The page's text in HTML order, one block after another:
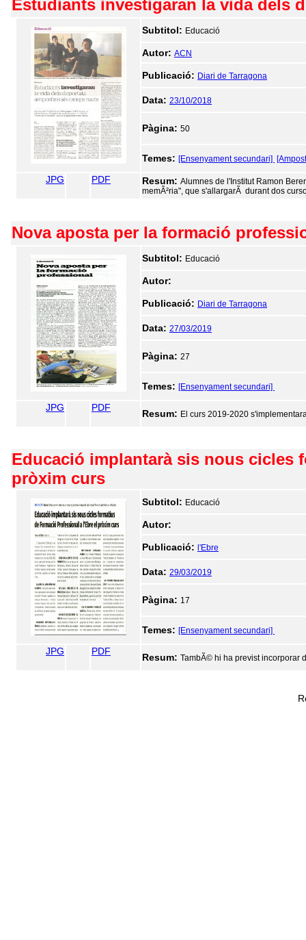
Estudiants investigaran la vida dels
Subtitol: Educació
Autor: ACN
Publicació: Diari de Tarragona
Data: 23/10/2018
Pàgina: 50
Temes: [Ensenyament secundari]
JPG PDF Resum: Alumnes de l'Institut Ramon
memÃ²ria", que s'allargarÃ durant dos
Nova aposta per la formació
Subtitol: Educació
Autor:
Publicació: Diari de Tarragona
Data: 27/03/2019
Pàgina: 27
Temes: [Ensenyament secundari]
JPG PDF
Resum: El curs 2019-2020
Educació implantarà sis nous cicles
pròxim curs
Subtitol: Educació
Autor:
Publicació: l'Ebre
Data: 29/03/2019
Pàgina: 17
Temes: [Ensenyament secundari]
JPG PDF
Resum: TambÃ© hi ha previst incorporar